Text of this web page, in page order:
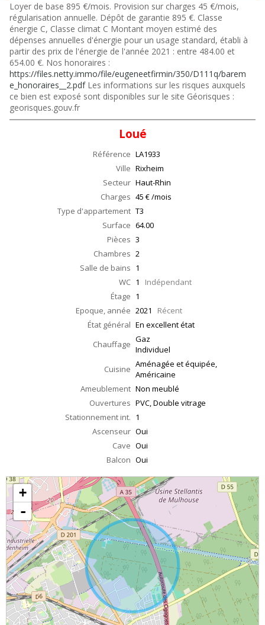
Loyer de base 895 €/mois. Provision sur charges 45 €/mois,
régularisation annuelle. Dépôt de garantie 895 €. Classe
énergie C, Classe climat C Montant moyen estimé des
dépenses annuelles d'énergie pour un usage standard, établi à
partir des prix de l'énergie de l'année 2021 : entre 484.00 et
654.00 €. Nos honoraires :
https://files.netty.immo/file/eugeneetfirmin/350/D111q/barem
e_honoraires__2.pdfLes informations sur les risques auxquels
ce bien est exposé sont disponibles sur le site Géorisques :
georisques.gouv.fr
Loué
Référence LA1933
Ville Rixheim
Secteur Haut-Rhin
Charges 45 € /mois
Type d'appartement T3
Surface 64.00
Pièces 3
Chambres 2
Salle de bains 1
WC 1 Indépendant
Étage 1
Epoque, année 2021 Récent
État général En excellent état
Chauffage Gaz
Individuel
Cuisine Aménagée et équipée,
Américaine
Ameublement Non meublé
Ouvertures PVC, Double vitrage
Stationnement int. 1
Ascenseur Oui
Cave Oui
Balcon Oui
+
-